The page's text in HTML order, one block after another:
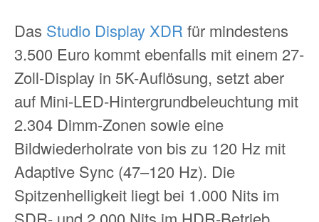
Das Studio Display XDR für mindestens
3.500 Euro kommt ebenfalls mit einem 27-
Zoll-Display in 5K-Auflösung, setzt aber
auf Mini-LED-Hintergrundbeleuchtung mit
2.304 Dimm-Zonen sowie eine
Bildwiederholrate von bis zu 120 Hz mit
Adaptive Sync (47–120 Hz). Die
Spitzenhelligkeit liegt bei 1.000 Nits im